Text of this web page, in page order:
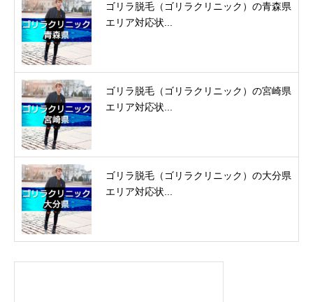
ゴリラ脱毛（ゴリラクリニック）の青森県
エリア対応状...
ゴリラ脱毛（ゴリラクリニック）の宮崎県
エリア対応状...
ゴリラ脱毛（ゴリラクリニック）の大分県
エリア対応状...